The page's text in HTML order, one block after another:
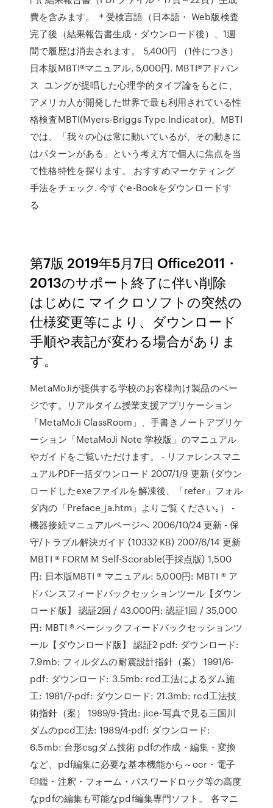
費を含みます。 ＊受検言語（日本語・ Web版検査
完了後（結果報告書生成・ダウンロード後）、1週
間で履歴は消去されます。 5,400円 （1件につき）
日本版MBTI®マニュアル, 5,000円. MBTI®アドバン
ス ユングが提唱した心理学的タイプ論をもとに、
アメリカ人が開発した世界で最も利用されている性
格検査MBTI(Myers-Briggs Type Indicator)。MBTI
では、「我々の心は常に動いているが、その動きに
はパターンがある」という考え方で個人に焦点を当
て性格特性を探ります。 おすすめマーケティング
手法をチェック. 今すぐe-Bookをダウンロードす
る
第7版 2019年5月7日 Office2011・
2013のサポート終了に伴い削除
はじめに マイクロソフトの突然の
仕様変更等により、ダウンロード
手順や表記が変わる場合がありま
す。
MetaMoJiが提供する学校のお客様向け製品のペー
ジです。リアルタイム授業支援アプリケーション
「MetaMoJi ClassRoom」、手書きノートアプリケ
ーション「MetaMoJi Note 学校版」のマニュアル
やガイドをご覧いただけます。 - リファレンスマニ
ュアルPDF一括ダウンロード 2007/1/9 更新 (ダウン
ロードしたexeファイルを解凍後、「refer」フォル
ダ内の「Preface_ja.htm」よりご覧ください｡） -
機器接続マニュアルページへ 2006/10/24 更新 - 保
守/トラブル解決ガイド (10332 KB) 2007/6/14 更新
MBTI ® FORM M Self-Scorable(手採点版) 1,500
円: 日本版MBTI ® マニュアル: 5,000円: MBTI ® ア
ドバンスフィードバックセッションツール【ダウン
ロード版】 認証2回 / 43,000円: 認証1回 / 35,000
円: MBTI ® ベーシックフィードバックセッションツ
ール【ダウンロード版】 認証2 pdf: ダウンロード:
7.9mb: フィルダムの耐震設計指針（案） 1991/6-
pdf: ダウンロード: 3.5mb: rcd工法によるダム施
工: 1981/7-pdf: ダウンロード: 21.3mb: rcd工法技
術指針（案） 1989/9-貸出: jice-写真で見る三国川
ダムのpcd工法: 1989/4-pdf: ダウンロード:
6.5mb: 台形csgダム技術 pdfの作成・編集・変換
など、pdf編集に必要な基本機能から～ocr・電子
印鑑・注釈・フォーム・パスワードロック等の高度
なpdfの編集も可能なpdf編集専門ソフト。 各マニ